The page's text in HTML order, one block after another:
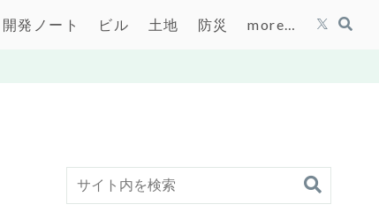
開発ノート ビル 土地 防災 more…